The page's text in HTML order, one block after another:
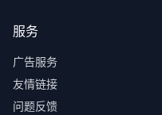
服务
广告服务
友情链接
问题反馈